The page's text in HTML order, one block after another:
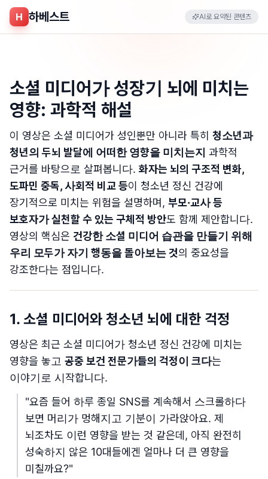
H 하베스트 AI로 요약된 콘텐츠
소셜 미디어가 성장기 뇌에 미치는
영향: 과학적 해설
이 영상은 소셜 미디어가 성인뿐만 아니라 특히 청소년과
청년의 두뇌 발달에 어떠한 영향을 미치는지 과학적
근거를 바탕으로 살펴봅니다. 화자는 뇌의 구조적 변화,
도파민 중독, 사회적 비교 등이 청소년 정신 건강에
장기적으로 미치는 위험을 설명하며, 부모·교사 등
보호자가 실천할 수 있는 구체적 방안도 함께 제안합니다.
영상의 핵심은 건강한 소셜 미디어 습관을 만들기 위해
우리 모두가 자기 행동을 돌아보는 것의 중요성을
강조한다는 점입니다.
1. 소셜 미디어와 청소년 뇌에 대한 걱정
영상은 최근 소셜 미디어가 청소년 정신 건강에 미치는
영향을 놓고 공중 보건 전문가들의 걱정이 크다는
이야기로 시작합니다.
"요즘 들어 하루 종일 SNS를 계속해서 스크롤하다
보면 머리가 멍해지고 기분이 가라앉아요. 제
뇌조차도 이런 영향을 받는 것 같은데, 아직 완전히
성숙하지 않은 10대들에겐 얼마나 더 큰 영향을
미칠까요?"